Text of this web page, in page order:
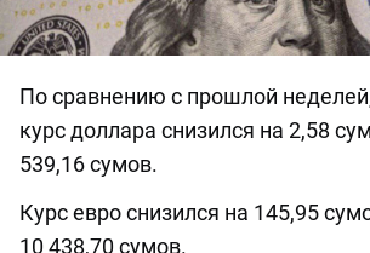
По сравнению с прошлой
курс доллара снизился на 2,58
539,16 сумов.
Курс евро снизился на 145,95
10 438,70 сумов.